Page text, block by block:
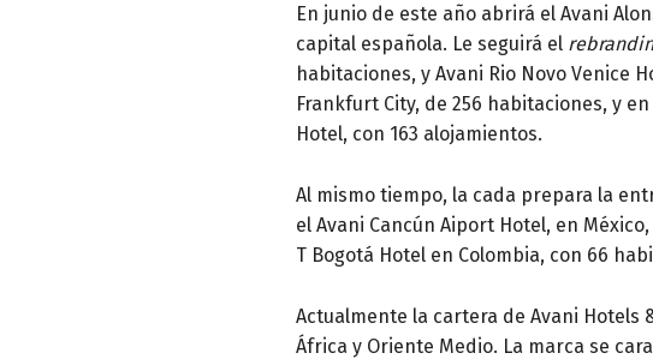
En junio de este año abrirá el Avani
capital española. Le seguirá el
habitaciones, y Avani Rio Novo Venice
Frankfurt City, de 256 habitaciones, y
Hotel, con 163 alojamientos.
Al mismo tiempo, la cada prepara la
el Avani Cancún Aiport Hotel, en
T Bogotá Hotel en Colombia, con 66
Actualmente la cartera de Avani Hotels
África y Oriente Medio. La marca se